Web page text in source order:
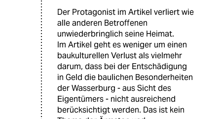
Der Protagonist im Artikel verliert wie
alle anderen Betroffenen
unwiederbringlich seine Heimat.
Im Artikel geht es weniger um einen
baukulturellen Verlust als vielmehr
darum, dass bei der Entschädigung
in Geld die baulichen Besonderheiten
der Wasserburg - aus Sicht des
Eigentümers - nicht ausreichend
berücksichtigt werden. Das ist kein